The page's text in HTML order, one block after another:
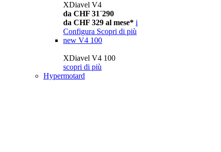
XDiavel V4
da CHF 31´290
da CHF 329 al mese* i
Configura Scopri di più
new V4 100
XDiavel V4 100
scopri di più
Hypermotard